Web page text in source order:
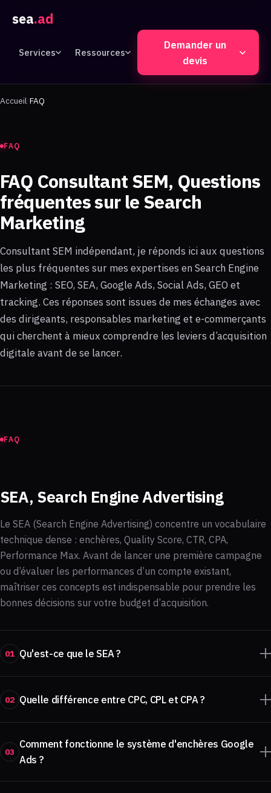
sea.ad
Services Ressources
Demander un
devis
Accueil FAQ
FAQ
FAQ Consultant SEM, Questions
fréquentes sur le Search
Marketing
Consultant SEM indépendant, je réponds ici aux questions
les plus fréquentes sur mes expertises en Search Engine
Marketing : SEO, SEA, Google Ads, Social Ads, GEO et
tracking. Ces réponses sont issues de mes échanges avec
des dirigeants, responsables marketing et e-commerçants
qui cherchent à mieux comprendre les leviers d’acquisition
digitale avant de se lancer.
FAQ
SEA, Search Engine Advertising
Le SEA (Search Engine Advertising) concentre un vocabulaire
technique dense : enchères, Quality Score, CTR, CPA,
Performance Max. Avant de lancer une première campagne
ou d’évaluer les performances d’un compte existant,
maîtriser ces concepts est indispensable pour prendre les
bonnes décisions sur votre budget d’acquisition.
01 Qu'est-ce que le SEA ?
02 Quelle différence entre CPC, CPL et CPA ?
03
Comment fonctionne le système d'enchères Google
Ads ?